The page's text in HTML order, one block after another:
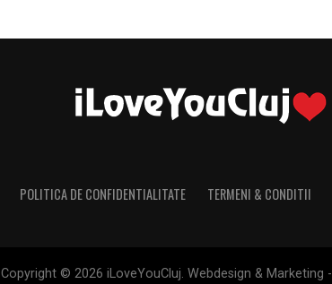
POLITICA DE CONFIDENTIALITATE TERMENI & CONDITII
Copyright © 2026 iLoveYouCluj. Webdesign & Marketing -